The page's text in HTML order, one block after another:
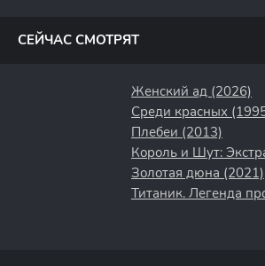
СЕЙЧАС СМОТРЯТ
Женский ад (2026)
Среди красных
Плебеи (2013)
Король и Шут:
Золотая дюна (2021)